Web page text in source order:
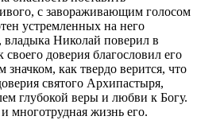
с завораживающим голосом
устремленных на него
Николай поверил в
доверия благословил его
как твердо верится, что
святого Архипастыря,
глубокой веры и любви к Богу.
многотрудная жизнь его.